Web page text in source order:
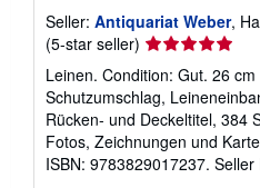
Seller: Antiquariat Weber,
(5-star seller) Seller
rating
5
out
of
5
stars
Leinen. Condition: Gut. 26
Schutzumschlag,
Rücken- und Deckeltitel, 384
Fotos, Zeichnungen und
ISBN: 9783829017237. Seller